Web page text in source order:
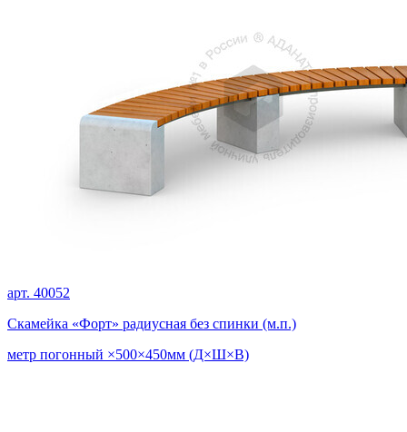
арт. 40052
Скамейка «Форт» радиусная без спинки (м.п.)
метр погонный ×500×450мм (Д×Ш×В)